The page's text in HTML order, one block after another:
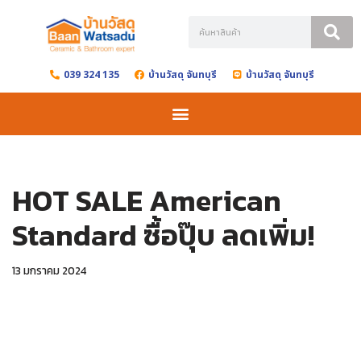
content 039 324 135 บ้านวัสดุ จันทบุรี บ้านวัสดุ จันทบุรี
HOT SALE American
Standard ซื้อปุ๊บ ลดเพิ่ม!
13 มกราคม 2024